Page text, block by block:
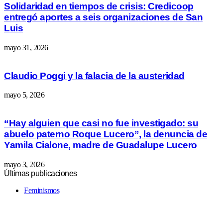
Solidaridad en tiempos de crisis: Credicoop
entregó aportes a seis organizaciones de San
Luis
mayo 31, 2026
Claudio Poggi y la falacia de la austeridad
mayo 5, 2026
“Hay alguien que casi no fue investigado: su
abuelo paterno Roque Lucero”, la denuncia de
Yamila Cialone, madre de Guadalupe Lucero
mayo 3, 2026
Últimas publicaciones
Feminismos